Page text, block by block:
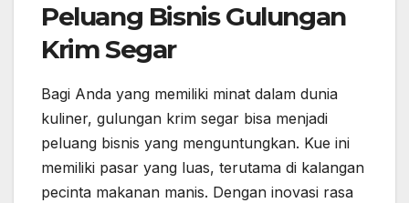
Peluang Bisnis Gulungan
Krim Segar
Bagi Anda yang memiliki minat dalam dunia
kuliner, gulungan krim segar bisa menjadi
peluang bisnis yang menguntungkan. Kue ini
memiliki pasar yang luas, terutama di kalangan
pecinta makanan manis. Dengan inovasi rasa